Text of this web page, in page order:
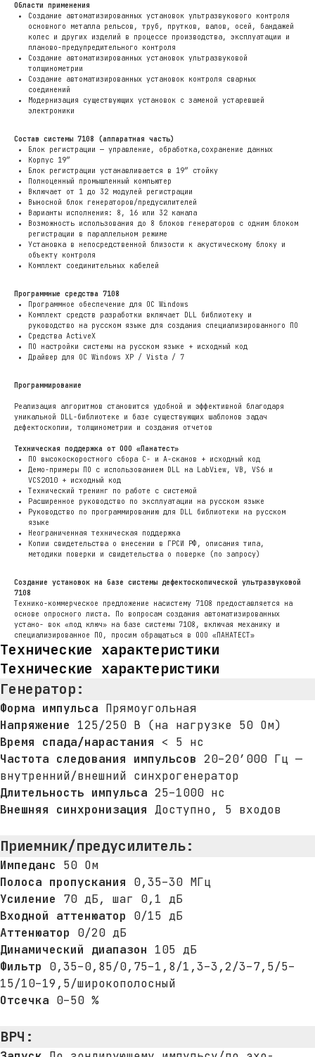
Области применения
Создание автоматизированных установок ультразвукового контроля
основного металла рельсов, труб, прутков, валов, осей, бандажей
колес и других изделий в процессе производства, эксплуатации и
планово-предупредительного контроля
Создание автоматизированных установок ультразвуковой
толщинометрии
Создание автоматизированных установок контроля сварных
соединений
Модернизация существующих установок с заменой устаревшей
электроники
Состав системы 7108 (аппаратная часть)
Блок регистрации — управление, обработка,сохранение данных
Корпус 19″
Блок регистрации устанавливается в 19″ стойку
Полноценный промышленный компьютер
Включает от 1 до 32 модулей регистрации
Выносной блок генераторов/предусилителей
Варианты исполнения: 8, 16 или 32 канала
Возможность использования до 8 блоков генераторов с одним блоком
регистрации в параллельном режиме
Установка в непосредственной близости к акустическому блоку и
объекту контроля
Комплект соединительных кабелей
Программные средства 7108
Программное обеспечение для OC Windows
Комплект средств разработки включает DLL библиотеку и
руководство на русском языке для создания специализированного ПО
Средства ActiveX
ПО настройки системы на русском языке + исходный код
Драйвер для ОС Windows XP / Vista / 7
Программирование
Реализация алгоритмов становится удобной и эффективной благодаря
уникальной DLL-библиотеке и базе существующих шаблонов задач
дефектоскопии, толщинометрии и создания отчетов
Техническая поддержка от ООО «Панатест»
ПО высокоскоростного сбора С- и А-сканов + исходный код
Демо-примеры ПО с использованием DLL на LabView, VB, VS6 и
VCS2010 + исходный код
Технический тренинг по работе с системой
Расширенное руководство по эксплуатации на русском языке
Руководство по программированию для DLL библиотеки на русском
языке
Неограниченная техническая поддержка
Копии свидетельства о внесении в ГРСИ РФ, описания типа,
методики поверки и свидетельства о поверке (по запросу)
Создание установок на базе системы дефектоскопической ультразвуковой
7108
Технико-коммерческое предложение насистему 7108 предоставляется на
основе опросного листа. По вопросам создания автоматизированных
устано- вок «под ключ» на базе системы 7108, включая механику и
специализированное ПО, просим обращаться в ООО «ПАНАТЕСТ»
Технические характеристики
Технические характеристики
Генератор:
Форма импульса Прямоугольная
Напряжение 125/250 В (на нагрузке 50 Ом)
Время спада/нарастания < 5 нс
Частота следования импульсов 20–20’000 Гц —
внутренний/внешний синхрогенератор
Длительность импульса 25–1000 нс
Внешняя синхронизация Доступно, 5 входов
Приемник/предусилитель:
Импеданс 50 Ом
Полоса пропускания 0,35–30 МГц
Усиление 70 дБ, шаг 0,1 дБ
Входной аттенюатор 0/15 дБ
Аттенюатор 0/20 дБ
Динамический диапазон 105 дБ
Фильтр 0,35–0,85/0,75–1,8/1,3–3,2/3–7,5/5–
15/10–19,5/широкополосный
Отсечка 0–50 %
ВРЧ :